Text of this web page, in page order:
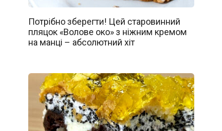
Потрібно зберегти! Цей старовинний
пляцок «Волове око» з ніжним кремом
на манці – абсолютний хіт